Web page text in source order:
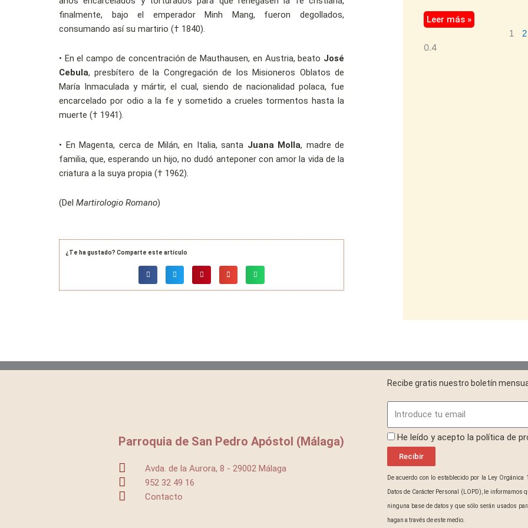
finalmente, bajo el emperador Minh Mang, fueron degollados,
consumando así su martirio († 1840).
• En el campo de concentración de Mauthausen, en Austria, beato José
Cebula, presbítero de la Congregación de los Misioneros Oblatos de
María Inmaculada y mártir, el cual, siendo de nacionalidad polaca, fue
encarcelado por odio a la fe y sometido a crueles tormentos hasta la
muerte († 1941).
• En Magenta, cerca de Milán, en Italia, santa Juana Molla, madre de
familia, que, esperando un hijo, no dudó anteponer con amor la vida de la
criatura a la suya propia († 1962).
(Del Martirologio Romano)
¿Te ha gustado? Comparte este artículo
Leer más »
1 2
Parroquia de San Pedro Apóstol (Málaga)
Avda. de la Aurora, 8 - 29002 Málaga
952 32 49 16
Contacto
Recibe gratis nuestro boletín
ProteccionDatos
He leído y acepto la política de
Recibir
De acuerdo con lo establecido por la Ley
Datos de Carácter Personal (LOPD), le informamos
ninguna base de datos y que sólo serán usados
hagan a través de este medio.